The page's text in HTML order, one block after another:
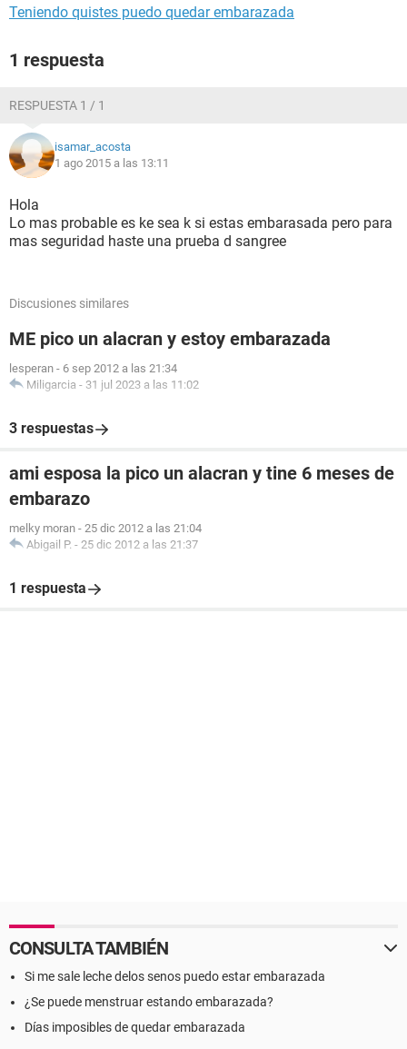
Teniendo quistes puedo quedar embarazada
1 respuesta
RESPUESTA 1 / 1
isamar_acosta
1 ago 2015 a las 13:11
Hola
Lo mas probable es ke sea k si estas embarasada pero para
mas seguridad haste una prueba d sangree
Discusiones similares
ME pico un alacran y estoy embarazada
lesperan - 6 sep 2012 a las 21:34
Miligarcia - 31 jul 2023 a las 11:02
3 respuestas
ami esposa la pico un alacran y tine 6 meses de
embarazo
melky moran - 25 dic 2012 a las 21:04
Abigail P. - 25 dic 2012 a las 21:37
1 respuesta
CONSULTA TAMBIÉN
Si me sale leche delos senos puedo estar embarazada
¿Se puede menstruar estando embarazada?
Días imposibles de quedar embarazada